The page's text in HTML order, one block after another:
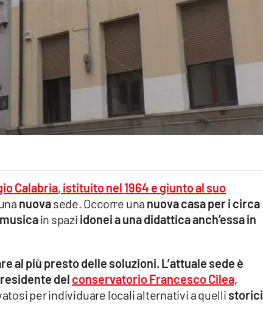
Calabria, istituito nel 1964 e giunto al suo
nuovasede. Occorre una nuova casa per i circa
in spazi idonei a una didattica anch’essa in
al più presto delle soluzioni. L’attuale sede è
del conservatorio Francesco Cilea,
per individuare locali alternativi a quelli storici